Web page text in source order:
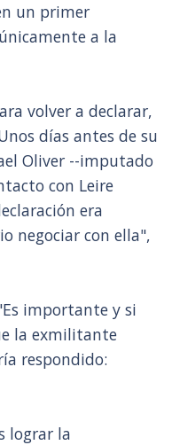
un primer
a la
volver a declarar,
días antes de su
Oliver --imputado
con Leire
era
negociar con ella",
importante y si
la exmilitante
respondido:
lograr la